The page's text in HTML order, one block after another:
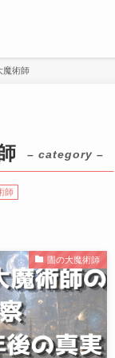
魔術師
– category –
師
圕の大魔術師